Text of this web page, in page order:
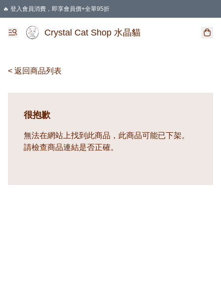
🔥 登入會員消費，即享會員價+全單95折
🛍️ 購物滿HKD 400 即享免運費優惠
Crystal Cat Shop 水晶貓
< 返回商品列表
很抱歉
無法在網站上找到此商品，此商品可能已下架。
請檢查商品連結是否正確。